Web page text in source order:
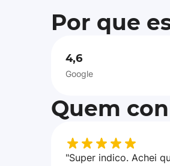
Por que
4,6
Google
Quem
"Super indico. Achei